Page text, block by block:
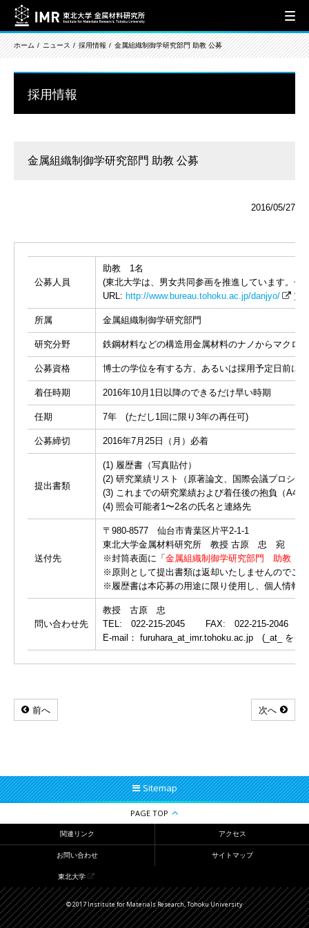
ホーム ニュース 採用情報 金属組織制御学研究部門 助教 公募
採用情報
金属組織制御学研究部門 助教 公募
2016/05/27
公募人員
助教 1名
(東北大学は、男女共同参画を推進しています。
URL: http://www.bureau.tohoku.ac.jp/danjyo/ ）
所属 金属組織制御学研究部門
研究分野 鉄鋼材料などの構造用金属材料のナノからマクロ
公募資格 博士の学位を有する方、あるいは採用予定日前に
着任時期 2016年10月1日以降のできるだけ早い時期
任期 7年 (ただし1回に限り3年の再任可)
公募締切 2016年7月25日（月）必着
提出書類
(1) 履歴書（写真貼付）
(2) 研究業績リスト（原著論文、国際会議プロシ
(3) これまでの研究業績および着任後の抱負（A4判
(4) 照会可能者1〜2名の氏名と連絡先
送付先
〒980-8577 仙台市青葉区片平2-1-1
東北大学金属材料研究所 教授 古原 忠 宛
※封筒表面に「 金属組織制御学研究部門 助教 応
※原則として提出書類は返却いたしませんのでご
※履歴書は本応募の用途に限り使用し、個人情報
問い合わせ先
教授 古原 忠
TEL: 022-215-2045 FAX: 022-215-2046
E-mail： furuhara_at_imr.tohoku.ac.jp (_at_ を＠
前へ 次へ
Sitemap
PAGE TOP
関連リンク アクセス
お問い合わせ サイトマップ
東北大学
© 2017 Institute for Materials Research, Tohoku University